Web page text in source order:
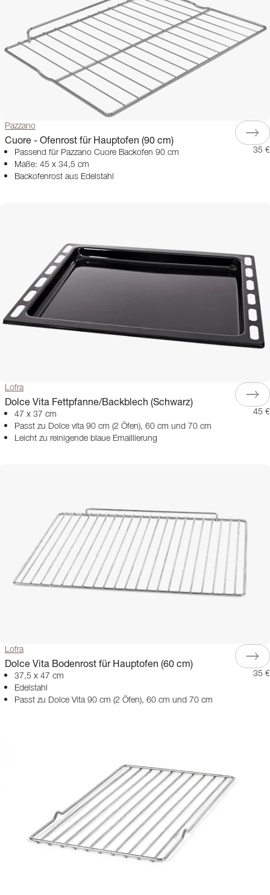
Pazzano
Cuore - Ofenrost für Hauptofen (90 cm)
Passend für Pazzano Cuore Backofen 90 cm
Maße: 45 x 34,5 cm
Backofenrost aus Edelstahl
35 €
Lofra
Dolce Vita Fettpfanne/Backblech (Schwarz)
47 x 37 cm
Passt zu Dolce vita 90 cm (2 Öfen), 60 cm und 70 cm
Leicht zu reinigende blaue Emaillierung
45 €
Lofra
Dolce Vita Bodenrost für Hauptofen (60 cm)
37,5 x 47 cm
Edelstahl
Passt zu Dolce Vita 90 cm (2 Öfen), 60 cm und 70 cm
35 €